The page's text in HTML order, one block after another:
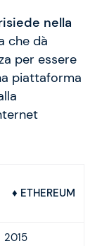
nella
che dà
per essere
piattaforma
♦ ETHEREUM
2015